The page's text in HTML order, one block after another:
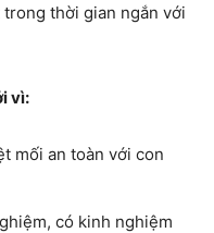
thời gian ngắn với
vì:
mối an toàn với con
có kinh nghiệm